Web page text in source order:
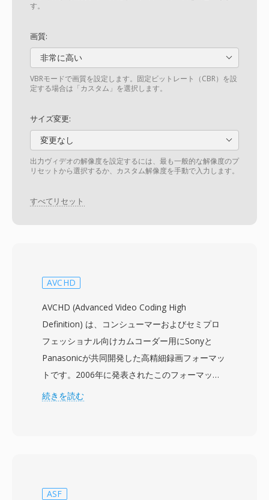
す。
画質:
非常に高い
VBRモードで画質を設定します。固定ビットレート（CBR）を設
定する場合は「カスタム」を選択します。
サイズ変更:
変更なし
出力ヴィデオの解像度を設定するには、最も一般的な解像度のプ
リセットから選択するか、カスタム解像度を手動で入力します。
すべてリセット
AVCHD
AVCHD (Advanced Video Coding High
Definition) は、コンシューマーおよびセミプロ
フェッショナル向けカムコーダー用にSonyと
Panasonicが共同開発した高精細録画フォーマッ
トです。2006年に発表されたこのフォーマット
は、H.264/MPEG-4 AVC映像を最大1920x1080の
アに対応するよう設計されており、カメラメーカ
続きを読む
ASF